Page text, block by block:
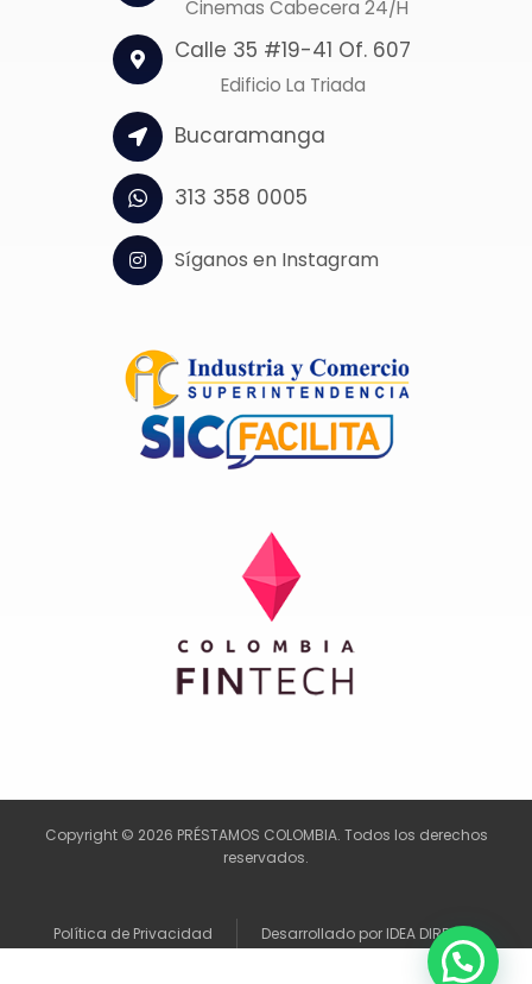
Cinemas Cabecera 24/H
Calle 35 #19-41 Of. 607
Edificio La Triada
Bucaramanga
313 358 0005
Síganos en Instagram
Copyright © 2026 PRÉSTAMOS COLOMBIA. Todos los derechos
reservados.
Desarrollado por IDEA DIRECTA
Política de Privacidad